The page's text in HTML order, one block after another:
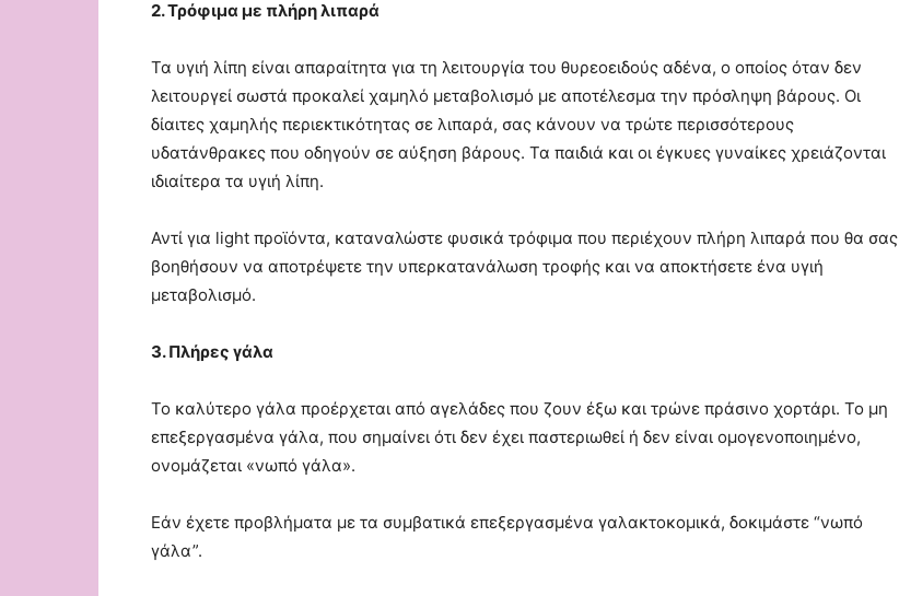
2. Τρόφιμα με πλήρη λιπαρά
Τα υγιή λίπη είναι απαραίτητα για τη λειτουργία του θυρεοειδούς αδένα, ο οποίος όταν δεν
λειτουργεί σωστά προκαλεί χαμηλό μεταβολισμό με αποτέλεσμα την πρόσληψη βάρους. Οι
δίαιτες χαμηλής περιεκτικότητας σε λιπαρά, σας κάνουν να τρώτε περισσότερους
υδατάνθρακες που οδηγούν σε αύξηση βάρους. Τα παιδιά και οι έγκυες γυναίκες χρειάζονται
ιδιαίτερα τα υγιή λίπη.
Αντί για light προϊόντα, καταναλώστε φυσικά τρόφιμα που περιέχουν πλήρη λιπαρά που θα σας
βοηθήσουν να αποτρέψετε την υπερκατανάλωση τροφής και να αποκτήσετε ένα υγιή
μεταβολισμό.
3. Πλήρες γάλα
Το καλύτερο γάλα προέρχεται από αγελάδες που ζουν έξω και τρώνε πράσινο χορτάρι. Το μη
επεξεργασμένα γάλα, που σημαίνει ότι δεν έχει παστεριωθεί ή δεν είναι ομογενοποιημένο,
ονομάζεται «νωπό γάλα».
Εάν έχετε προβλήματα με τα συμβατικά επεξεργασμένα γαλακτοκομικά, δοκιμάστε “νωπό
γάλα”.